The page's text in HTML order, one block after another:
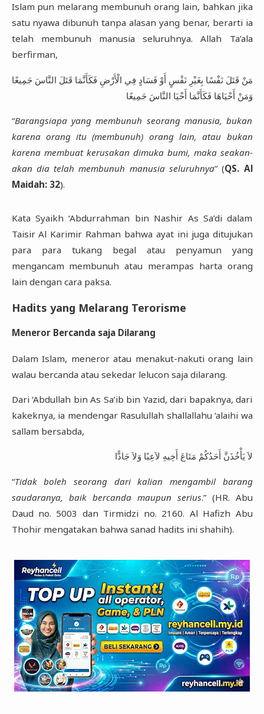
Islam pun melarang membunuh orang lain, bahkan jika
satu nyawa dibunuh tanpa alasan yang benar, berarti ia
telah membunuh manusia seluruhnya. Allah Ta’ala
berfirman,
مَنْ قَتَلَ نَفْسًا بِغَيْرِ نَفْسٍ أَوْ فَسَادٍ فِي الْأَرْضِ فَكَأَنَّمَا قَتَلَ النَّاسَ جَمِيعًا
وَمَنْ أَحْيَاهَا فَكَأَنَّمَا أَحْيَا النَّاسَ جَمِيعًا
“Barangsiapa yang membunuh seorang manusia, bukan
karena orang itu (membunuh) orang lain, atau bukan
karena membuat kerusakan dimuka bumi, maka seakan-
akan dia telah membunuh manusia seluruhnya” (QS. Al
Maidah: 32).
Kata Syaikh ‘Abdurrahman bin Nashir As Sa’di dalam
Taisir Al Karimir Rahman bahwa ayat ini juga ditujukan
para para tukang begal atau penyamun yang
mengancam membunuh atau merampas harta orang
lain dengan cara paksa.
Hadits yang Melarang Terorisme
Meneror Bercanda saja Dilarang
Dalam Islam, meneror atau menakut-nakuti orang lain
walau bercanda atau sekedar lelucon saja dilarang.
Dari ‘Abdullah bin As Sa’ib bin Yazid, dari bapaknya, dari
kakeknya, ia mendengar Rasulullah shallallahu ‘alaihi wa
sallam bersabda,
لاَ يَأْخُذَنَّ أَحَدُكُمْ مَتَاعَ أَخِيهِ لاَعِبًا وَلاَ جَادًّا
“Tidak boleh seorang dari kalian mengambil barang
saudaranya, baik bercanda maupun serius.” (HR. Abu
Daud no. 5003 dan Tirmidzi no. 2160. Al Hafizh Abu
Thohir mengatakan bahwa sanad hadits ini shahih).